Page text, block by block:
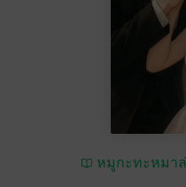
หมูกะทะหมา